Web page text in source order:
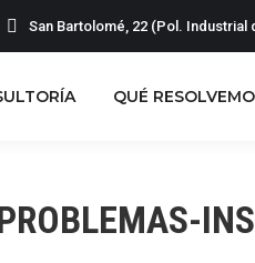
San Bartolomé, 22 (Pol. Industrial
QUÉ